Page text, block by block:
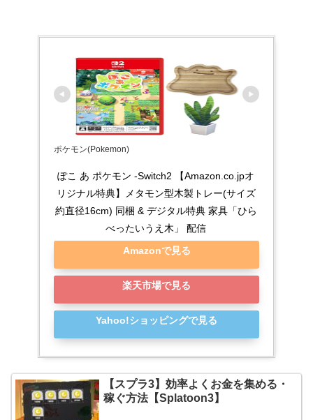
ポケモン(Pokemon)
ぽこ あ ポケモン -Switch2 【Amazon.co.jpオ
リジナル特典】メタモン型木製トレー(サイズ
約直径16cm) 同梱 & デジタル特典 家具「ひら
べったいうえ木」 配信
Amazonで見る
楽天市場で見る
Yahoo!ショッピングで見る
【スプラ3】効率よくお金を集める・
稼ぐ方法【Splatoon3】